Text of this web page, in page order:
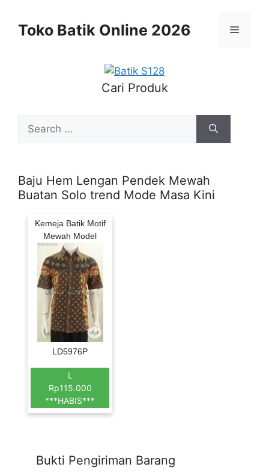
contentToko Batik Online 2026 Menu
Cari Produk
for:
Baju Hem Lengan Pendek Mewah
Buatan Solo trend Mode Masa Kini
Kemeja Batik Motif
Mewah Model
LD5976P
L
Rp115.000
***HABIS***
Bukti Pengiriman Barang